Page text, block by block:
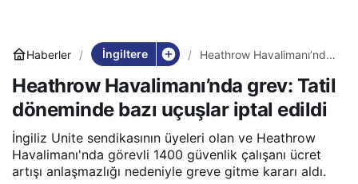
Haberler İngiltere
Heathrow Havalimanı’nda
bazı uçuşlar iptal edildi
Heathrow Havalimanı’nda grev: Tatil
döneminde bazı uçuşlar iptal edildi
İngiliz Unite sendikasının üyeleri olan ve Heathrow
Havalimanı'nda görevli 1400 güvenlik çalışanı ücret
artışı anlaşmazlığı nedeniyle greve gitme kararı aldı.